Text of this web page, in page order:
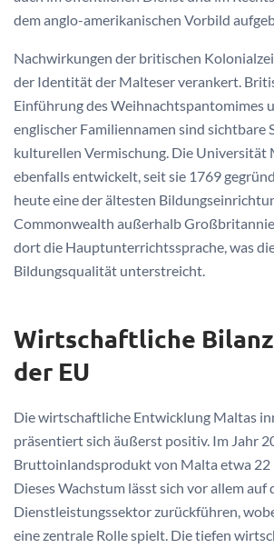
dem anglo-amerikanischen Vorbild
Nachwirkungen der britischen
der Identität der Malteser verankert.
Einführung des Weihnachtspantomimes
englischer Familiennamen sind sichtbare
kulturellen Vermischung. Die Universität
ebenfalls entwickelt, seit sie 1769
heute eine der ältesten
Commonwealth außerhalb
dort die Hauptunterrichtssprache, was
Bildungsqualität unterstreicht.
Wirtschaftliche
der EU
Die wirtschaftliche Entwicklung Maltas
präsentiert sich äußerst positiv. Im Jahr
Bruttoinlandsprodukt von Malta etwa 22
Dieses Wachstum lässt sich vor allem auf
Dienstleistungssektor zurückführen,
eine zentrale Rolle spielt. Die tiefen